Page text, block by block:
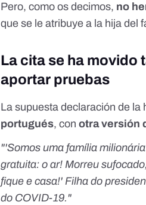
Pero, como os decimos, no
que se le atribuye a la hija del
La cita se ha movido
aportar pruebas
La supuesta declaración de la
portugués, conotra versión
"'Somos uma família
gratuita: o ar! Morreu
fique e casa!' Filha do
do COVID-19."